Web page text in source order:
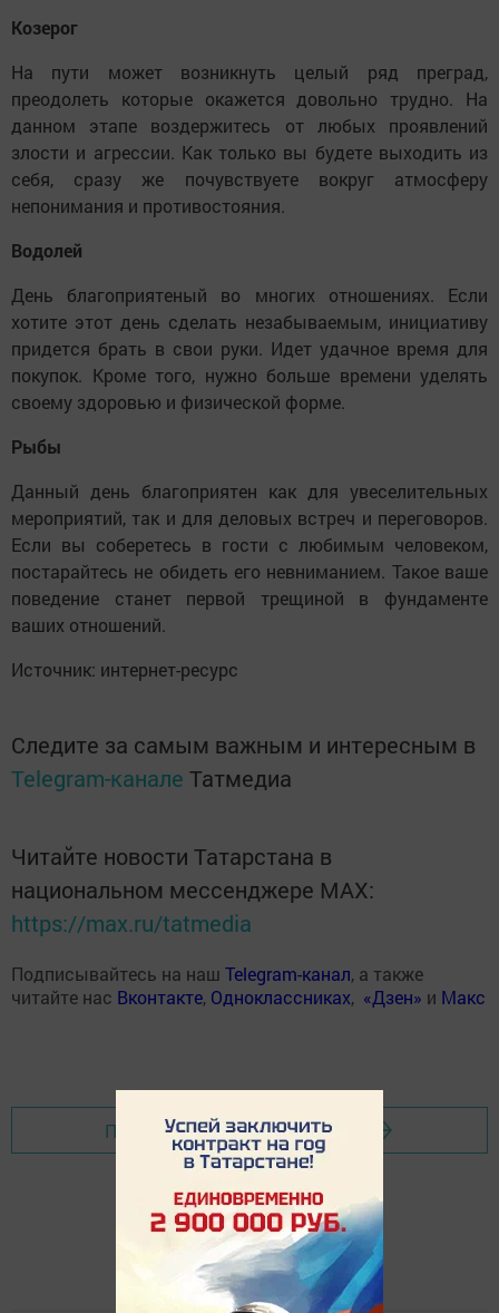
Козерог
На пути может возникнуть целый ряд преград,
преодолеть которые окажется довольно трудно. На
данном этапе воздержитесь от любых проявлений
злости и агрессии. Как только вы будете выходить из
себя, сразу же почувствуете вокруг атмосферу
непонимания и противостояния.
Водолей
День благоприятеный во многих отношениях. Если
хотите этот день сделать незабываемым, инициативу
придется брать в свои руки. Идет удачное время для
покупок. Кроме того, нужно больше времени уделять
своему здоровью и физической форме.
Рыбы
Данный день благоприятен как для увеселительных
мероприятий, так и для деловых встреч и переговоров.
Если вы соберетесь в гости с любимым человеком,
постарайтесь не обидеть его невниманием. Такое ваше
поведение станет первой трещиной в фундаменте
ваших отношений.
Источник: интернет-ресурс
Следите за самым важным и интересным в
Telegram-канале Татмедиа
Читайте новости Татарстана в
национальном мессенджере MАХ:
https://max.ru/tatmedia
Подписывайтесь на наш Telegram-канал, а также
читайте нас Вконтакте, Одноклассниках, «Дзен» и Макс
Перейти на страницу новости